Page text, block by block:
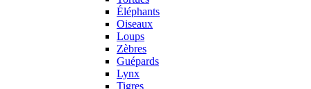
Éléphants
Oiseaux
Loups
Zèbres
Guépards
Lynx
Tigres